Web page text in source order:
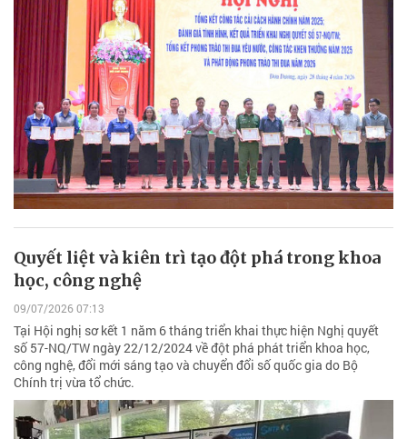
Quyết liệt và kiên trì tạo đột phá trong khoa
học, công nghệ
09/07/2026 07:13
Tại Hội nghị sơ kết 1 năm 6 tháng triển khai thực hiện Nghị quyết
số 57-NQ/TW ngày 22/12/2024 về đột phá phát triển khoa học,
công nghệ, đổi mới sáng tạo và chuyển đổi số quốc gia do Bộ
Chính trị vừa tổ chức.